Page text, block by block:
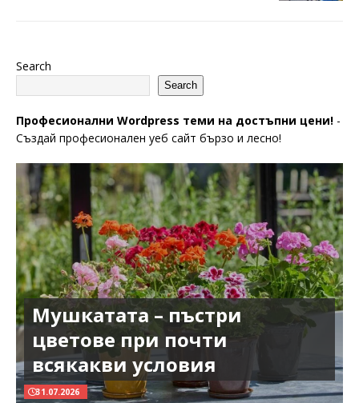
Search
Search
Професионални Wordpress теми на достъпни цени! -
Създай професионален уеб сайт бързо и лесно!
Мушкатата – пъстри
цветове при почти
всякакви условия
31.07.2026